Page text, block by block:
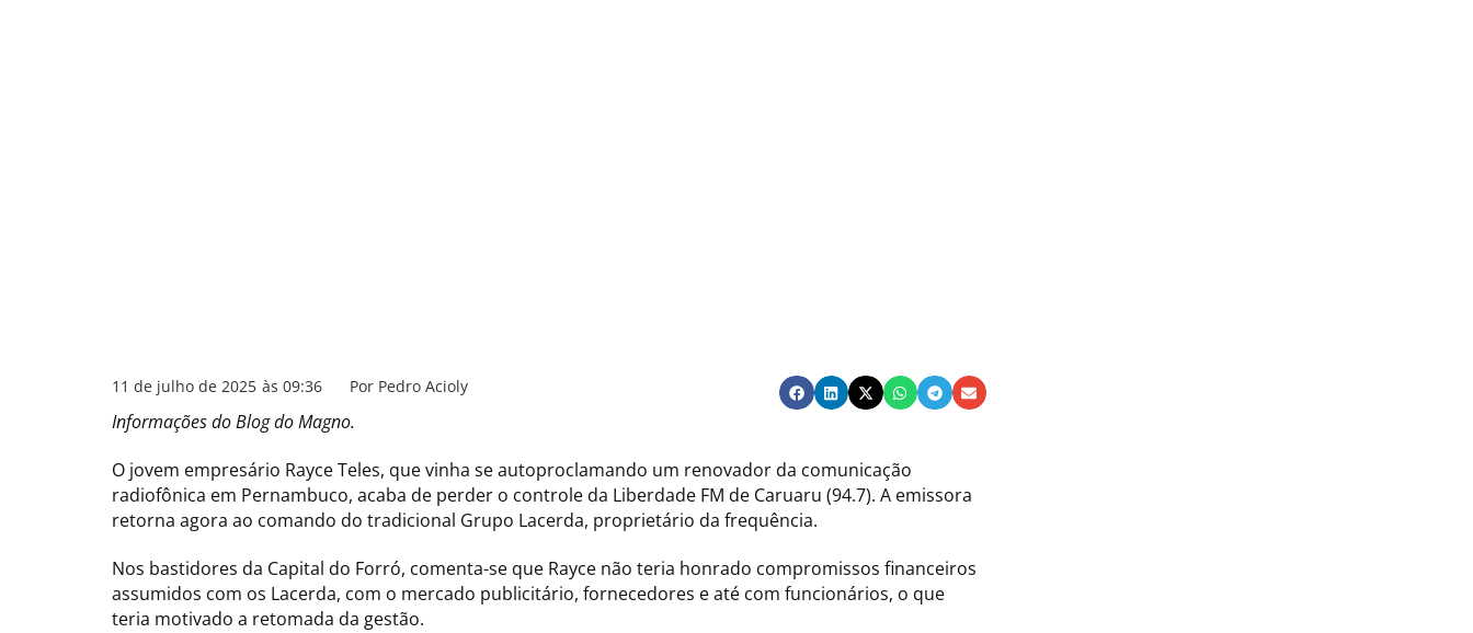
11 de julho de 2025 às 09:36 Por Pedro Acioly
Informações do Blog do Magno.
O jovem empresário Rayce Teles, que vinha se autoproclamando um renovador da comunicação
radiofônica em Pernambuco, acaba de perder o controle da Liberdade FM de Caruaru (94.7). A emissora
retorna agora ao comando do tradicional Grupo Lacerda, proprietário da frequência.
Nos bastidores da Capital do Forró, comenta-se que Rayce não teria honrado compromissos financeiros
assumidos com os Lacerda, com o mercado publicitário, fornecedores e até com funcionários, o que
teria motivado a retomada da gestão.